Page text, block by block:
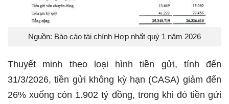
Nguồn: Báo cáo tài chính Hợp nhất quý 1 năm 2026
Thuyết minh theo loại hình tiền gửi, tính đến
31/3/2026, tiền gửi không kỳ hạn (CASA) giảm đến
26% xuống còn 1.902 tỷ đồng, trong khi đó tiền gửi